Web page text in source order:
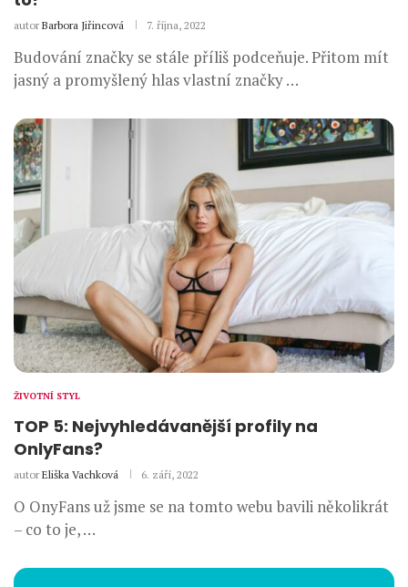
autor Barbora Jiřincová 7. října, 2022
Budování značky se stále příliš podceňuje. Přitom mít
jasný a promyšlený hlas vlastní značky …
ŽIVOTNÍ STYL
TOP 5: Nejvyhledávanější profily na
OnlyFans?
autor Eliška Vachková 6. září, 2022
O OnyFans už jsme se na tomto webu bavili několikrát
– co to je, …